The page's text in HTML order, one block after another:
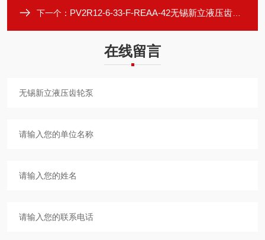
下一个： PV2R12-6-33-F-REAA-42无锡新立液压齿轮泵
在线留言